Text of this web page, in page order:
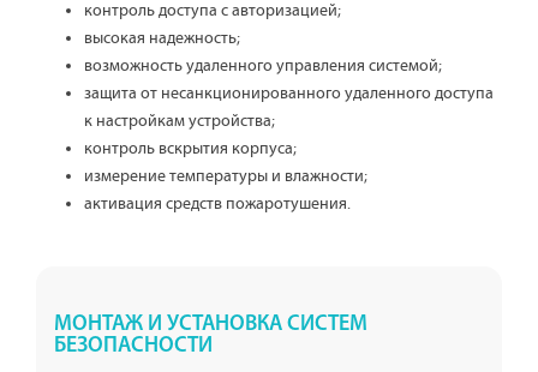
контроль доступа с авторизацией;
высокая надежность;
возможность удаленного управления системой;
защита от несанкционированного удаленного доступа
к настройкам устройства;
контроль вскрытия корпуса;
измерение температуры и влажности;
активация средств пожаротушения.
МОНТАЖ И УСТАНОВКА СИСТЕМ
БЕЗОПАСНОСТИ